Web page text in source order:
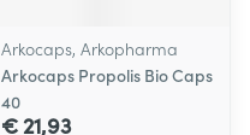
Arkocaps, Arkopharma
Arkocaps Propolis Bio Caps
40
€ 21,93